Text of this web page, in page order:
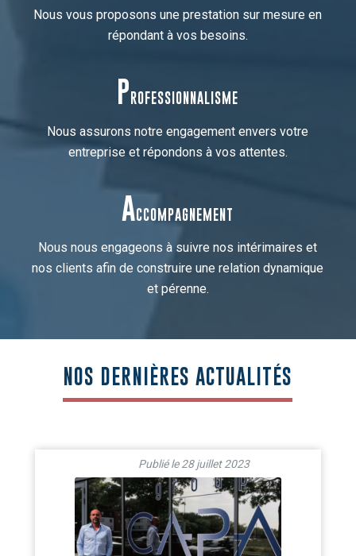
Nous vous proposons une prestation sur mesure en
répondant à vos besoins.
PROFESSIONNALISME
Nous assurons notre engagement envers votre
entreprise et répondons à vos attentes.
ACCOMPAGNEMENT
Nous nous engageons à suivre nos intérimaires et
nos clients afin de construire une relation dynamique
et pérenne.
NOS DERNIÈRES ACTUALITÉS
28 juillet 2023